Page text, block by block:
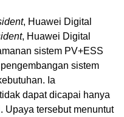
, Huawei Digital
, Huawei Digital
sistem PV+ESS
sistem
Ia
dapat dicapai hanya
Upaya tersebut menuntut